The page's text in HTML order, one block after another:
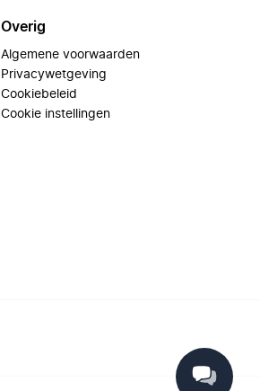
Overig
Algemene voorwaarden
Privacywetgeving
Cookiebeleid
Cookie instellingen